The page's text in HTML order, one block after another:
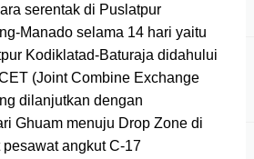
serentak di Puslatpur
Manado selama 14 hari yaitu
Kodiklatad-Baturaja didahului
(Joint Combine Exchange
dilanjutkan dengan
Ghuam menuju Drop Zone di
angkut C-17